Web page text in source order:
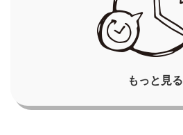
もっと見る